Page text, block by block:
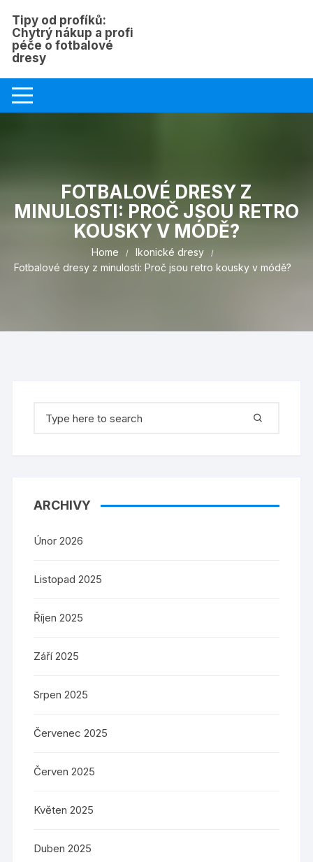
content
Tipy od profíků:
Chytrý nákup a profi
péče o fotbalové
dresy
FOTBALOVÉ DRESY Z
MINULOSTI: PROČ JSOU RETRO
KOUSKY V MÓDĚ?
Home
Ikonické dresy
Fotbalové dresy z minulosti: Proč jsou retro kousky v módě?
for:
ARCHIVY
Únor 2026
Listopad 2025
Říjen 2025
Září 2025
Srpen 2025
Červenec 2025
Červen 2025
Květen 2025
Duben 2025